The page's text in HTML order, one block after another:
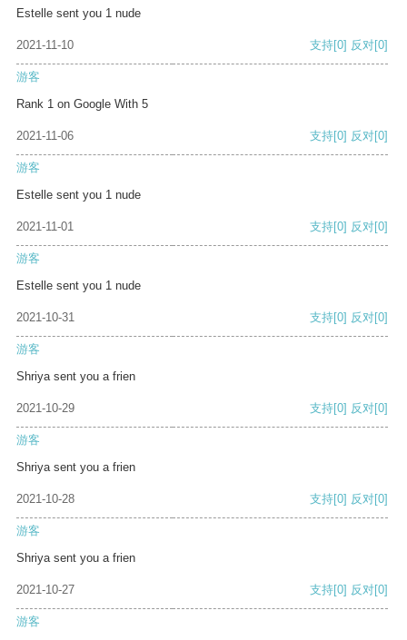
Estelle sent you 1 nude
2021-11-10 支持[0] 反对[0]
游客
Rank 1 on Google With 5
2021-11-06 支持[0] 反对[0]
游客
Estelle sent you 1 nude
2021-11-01 支持[0] 反对[0]
游客
Estelle sent you 1 nude
2021-10-31 支持[0] 反对[0]
游客
Shriya sent you a frien
2021-10-29 支持[0] 反对[0]
游客
Shriya sent you a frien
2021-10-28 支持[0] 反对[0]
游客
Shriya sent you a frien
2021-10-27 支持[0] 反对[0]
游客